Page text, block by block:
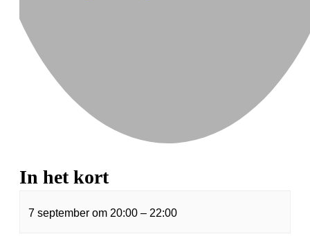
In het kort
7 september om 20:00 – 22:00